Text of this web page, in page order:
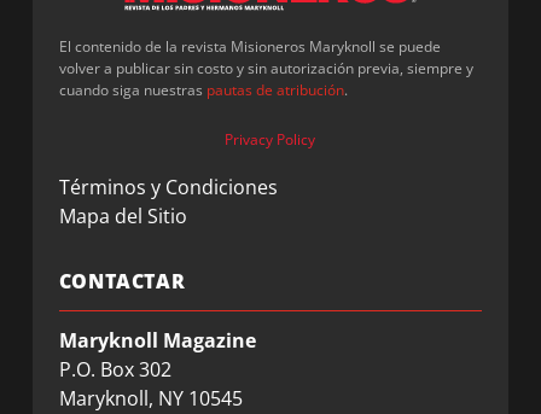
El contenido de la revista Misioneros Maryknoll se puede
volver a publicar sin costo y sin autorización previa, siempre y
cuando siga nuestras pautas de atribución.
Privacy Policy
Términos y Condiciones
Mapa del Sitio
CONTACTAR
Maryknoll Magazine
P.O. Box 302
Maryknoll, NY 10545